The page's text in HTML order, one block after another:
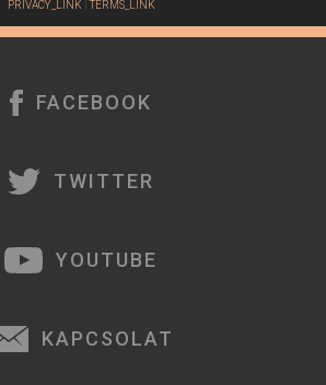
PRIVACY_LINK |TERMS_LINK
FACEBOOK
TWITTER
YOUTUBE
KAPCSOLAT